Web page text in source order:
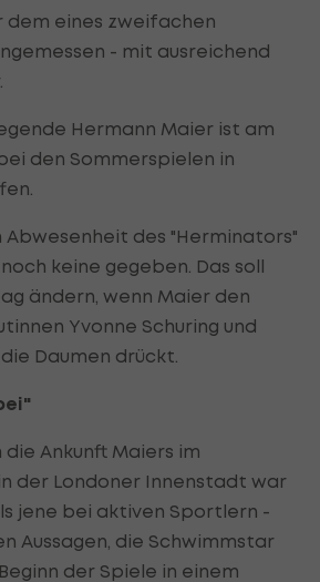
dem eines zweifachen
- mit ausreichend
Hermann Maier ist am
den Sommerspielen in
Abwesenheit des "Herminators"
keine gegeben. Das soll
ändern, wenn Maier den
Yvonne Schuring und
Daumen drückt.
die Ankunft Maiers im
der Londoner Innenstadt war
jene bei aktiven Sportlern -
Aussagen, die Schwimmstar
der Spiele in einem